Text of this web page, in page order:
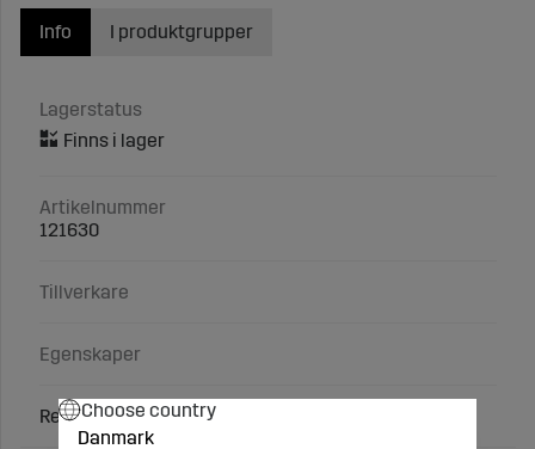
Info
Lagerstatus
Artikelnummer
121630
Tillverkare
Egenskaper
Reservborste till 1110400.
I produktgrupper
Choose country
Danmark